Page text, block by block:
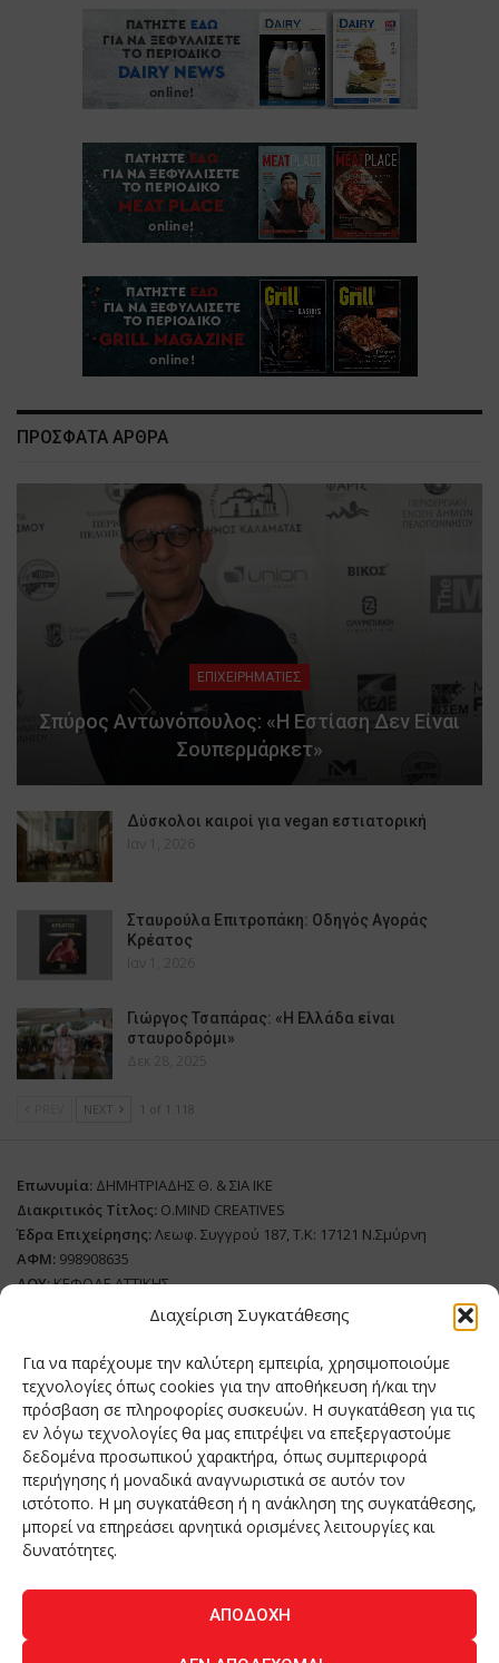
Διαχείριση Συγκατάθεσης
Για να παρέχουμε την καλύτερη εμπειρία, χρησιμοποιούμε
τεχνολογίες όπως cookies για την αποθήκευση ή/και την
πρόσβαση σε πληροφορίες συσκευών. Η συγκατάθεση για τις
εν λόγω τεχνολογίες θα μας επιτρέψει να επεξεργαστούμε
δεδομένα προσωπικού χαρακτήρα, όπως συμπεριφορά
περιήγησης ή μοναδικά αναγνωριστικά σε αυτόν τον
ιστότοπο. Η μη συγκατάθεση ή η ανάκληση της συγκατάθεσης,
μπορεί να επηρεάσει αρνητικά ορισμένες λειτουργίες και
δυνατότητες.
ΑΠΟΔΟΧΉ
ΠΡΟΣΦΑΤΑ ΑΡΘΡΑ
ΕΠΙΧΕΙΡΗΜΑΤΙΕΣ
Σπύρος Αντωνόπουλος: «Η Εστίαση Δεν Είναι
Σουπερμάρκετ»
Δύσκολοι καιροί για vegan εστιατορική
Ιαν 1, 2026
Σταυρούλα Επιτροπάκη: Οδηγός Αγοράς
Κρέατος
Ιαν 1, 2026
Γιώργος Τσαπάρας: «Η Ελλάδα είναι
σταυροδρόμι»
Δεκ 28, 2025
NEXT 1 of 1.118
Επωνυμία: ΔΗΜΗΤΡΙΑΔΗΣ Θ. & ΣΙΑ ΙΚΕ
Διακριτικός Τίτλος: O.MIND CREATIVES
Έδρα Επιχείρησης:Λεωφ. Συγγρού 187, Τ.Κ: 17121 Ν.Σμύρνη
ΑΦΜ: 998908635
ΔΟΥ:ΚΕΦΟΔΕ ΑΤΤΙΚΗΣ
Όνομα Ιδιοκτήτη και Νόμιμο Πρόσωπο: Θεόδωρος Δημητριάδης
Διευθυντής Σύνταξης:Ευθυμιάτου Μαίρη
Domain:grillmagazine.gr
Δικαιούχος Domain:Θεόδωρος Δημητριάδης
Διευθυντής:Θεόδωρος Δημητριάδης
Διαχειριστής:Θεόδωρος Δημητριάδης
Δήλωση Συμμόρφωσης
Αριθμός Πιστοποίησης Μ.Η.Τ.: